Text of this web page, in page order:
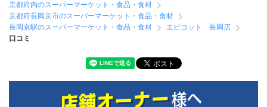
京都府内のスーパーマーケット・食品・食材
京都府長岡京市のスーパーマーケット・食品・食材
長岡京駅のスーパーマーケット・食品・食材
エピコット 長岡店
口コミ